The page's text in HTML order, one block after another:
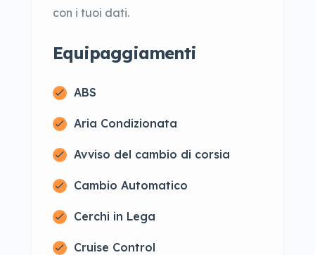
con i tuoi dati.
Equipaggiamenti
ABS
Aria Condizionata
Avviso del cambio di corsia
Cambio Automatico
Cerchi in Lega
Cruise Control